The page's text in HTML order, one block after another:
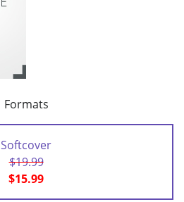
Formats
Softcover
$19.99
$15.99